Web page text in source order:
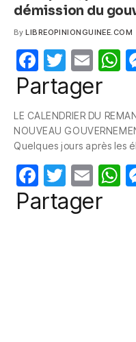
démission du
By LIBREOPINIONGUINEE.COM
F
a
e
b
o
o
k
T
w
itt
er
E
m
s
A
p
p
Partager
LE CALENDRIER DU
NOUVEAU
Quelques jours après les
F
a
T
w
itt
E
m
Partager